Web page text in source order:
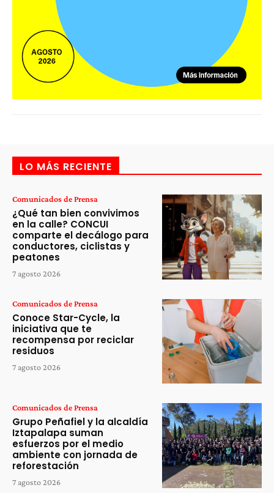
LO MÁS RECIENTE
Comunicados de Prensa
¿Qué tan bien convivimos
en la calle? CONCUI
comparte el decálogo para
conductores, ciclistas y
peatones
7 agosto 2026
Comunicados de Prensa
Conoce Star-Cycle, la
iniciativa que te
recompensa por reciclar
residuos
7 agosto 2026
Comunicados de Prensa
Grupo Peñafiel y la alcaldía
Iztapalapa suman
esfuerzos por el medio
ambiente con jornada de
reforestación
7 agosto 2026